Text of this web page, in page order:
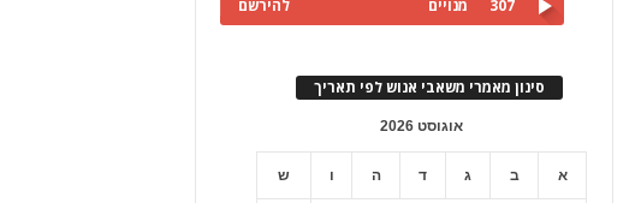
307 מנויים להירשם
סינון מאמרי משאבי אנוש לפי תאריך
אוגוסט 2026
א ב ג ד ה ו ש